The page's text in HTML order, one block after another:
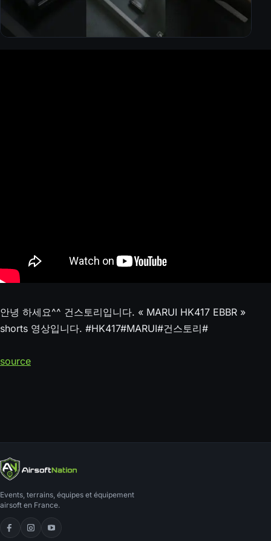
안녕 하세요^^ 건스토리입니다. « MARUI HK417 EBBR »
shorts 영상입니다. #HK417#MARUI#건스토리#
source
Events, terrains, équipes et équipement
airsoft en France.
Facebook
Instagram
YouTube